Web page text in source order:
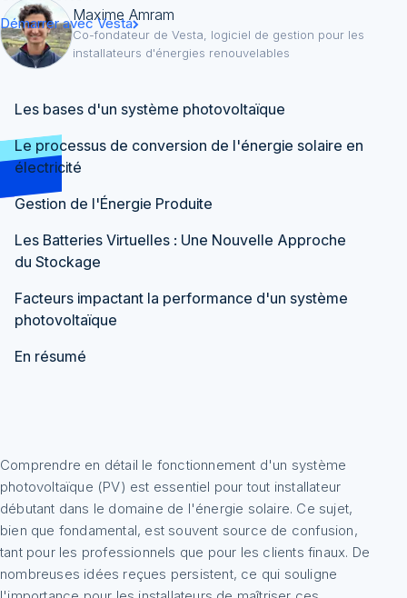
Démarrer avec Vesta
Maxime Amram
Co-fondateur de Vesta, logiciel de gestion pour les
installateurs d'énergies renouvelables
Les bases d'un système photovoltaïque
Le processus de conversion de l'énergie solaire en
électricité
L'effet photovoltaïque
Conversion du Courant Continu en Courant
Alternatif : le rôle de l'onduleur
Gestion de l'Énergie Produite
Les Batteries Virtuelles : Une Nouvelle Approche
du Stockage
Facteurs impactant la performance d'un système
photovoltaïque
En résumé
Comprendre en détail le fonctionnement d'un système
photovoltaïque (PV) est essentiel pour tout installateur
débutant dans le domaine de l'énergie solaire. Ce sujet,
bien que fondamental, est souvent source de confusion,
tant pour les professionnels que pour les clients finaux. De
nombreuses idées reçues persistent, ce qui souligne